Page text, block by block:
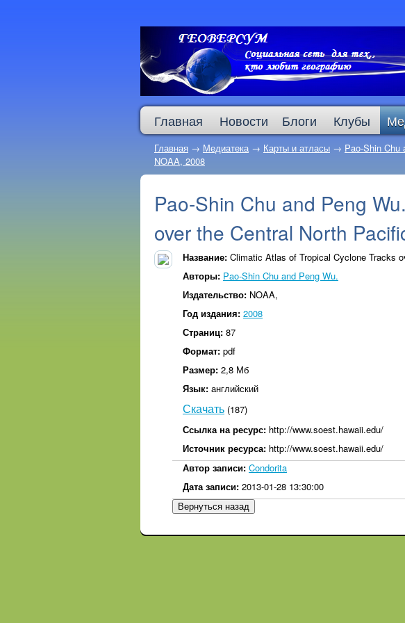
Главная Новости Блоги Клубы
Главная → Медиатека→ Карты и атласы → Pao-Shin
NOAA, 2008
Pao-Shin Chu and Peng
over the Central North
Название: Climatic Atlas of Tropical Cyclone Tracks
Авторы: Pao-Shin Chu and Peng Wu.
Издательство: NOAA,
Год издания: 2008
Страниц: 87
Формат: pdf
Размер: 2,8 Мб
Язык: английский
Скачать (187)
Ссылка на ресурс: http://www.soest.hawaii.edu/
Источник ресурса: http://www.soest.hawaii.edu/
Автор записи: Condorita
Дата записи: 2013-01-28 13:30:00
Вернуться назад